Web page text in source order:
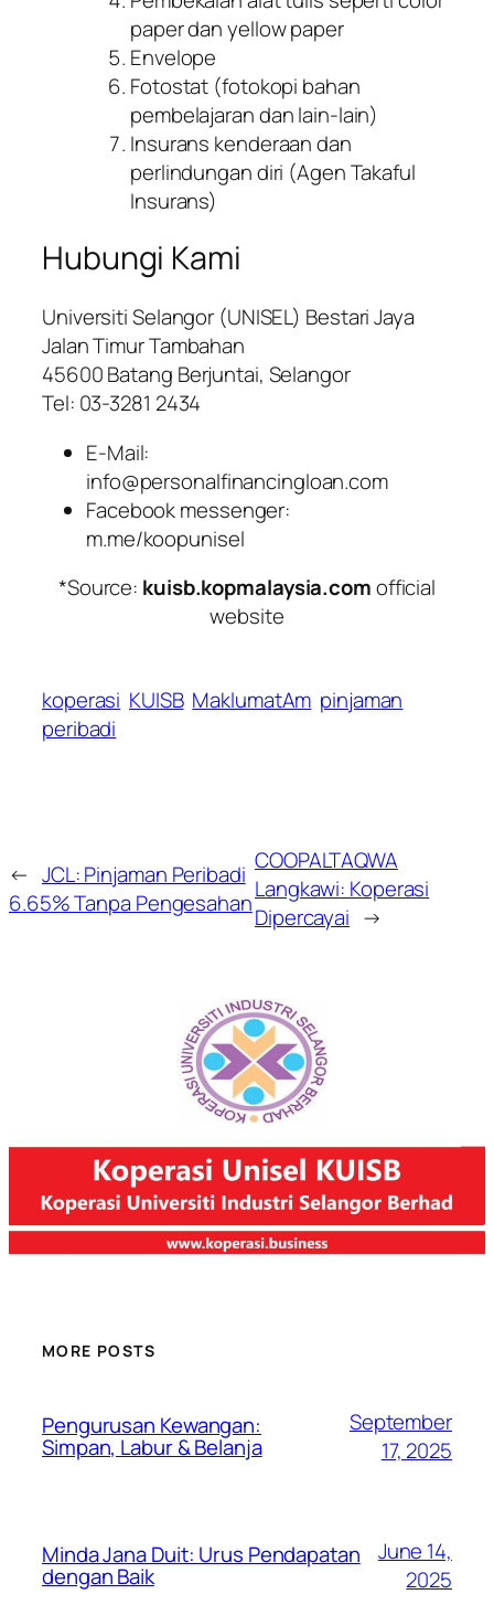
paper dan yellow paper
Envelope
Fotostat (fotokopi bahan
pembelajaran dan lain-lain)
Insurans kenderaan dan
perlindungan diri (Agen Takaful
Insurans)
Hubungi Kami
Universiti Selangor (UNISEL) Bestari Jaya
Jalan Timur Tambahan
45600 Batang Berjuntai, Selangor
Tel: 03-3281 2434
E-Mail:
info@personalfinancingloan.com
Facebook messenger:
m.me/koopunisel
*Source: kuisb.kopmalaysia.comofficial
website
koperasi KUISB MaklumatAm pinjaman
peribadi
← JCL: Pinjaman Peribadi
6.65% Tanpa Pengesahan
COOPALTAQWA
Langkawi: Koperasi
Dipercayai →
MORE POSTS
Pengurusan Kewangan:
Simpan, Labur & Belanja
September
17, 2025
Minda Jana Duit: Urus Pendapatan
dengan Baik
June 14,
2025